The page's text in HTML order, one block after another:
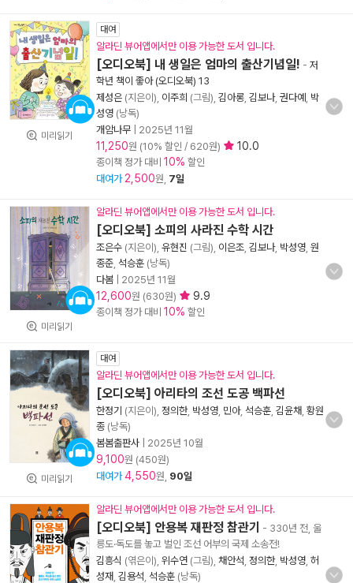
미리읽기
대여
알라딘 뷰어앱에서만 이용 가능한 도서 입니다.
[오디오북] 내 생일은 엄마의 출산기념일! - 저
학년 책이 좋아 (오디오북) 13
제성은 (지은이), 이주희 (그림), 김아롱 김보나, 권다예
박
성영 (낭독)
개암나무
2025년 11월
11,250원 (10% 할인 / 620원) 10.0
종이책 정가 대비 10% 할인
대여가 2,500원, 7일
미리읽기
알라딘 뷰어앱에서만 이용 가능한 도서 입니다.
[오디오북] 소피의 사라진 수학 시간
조은수 (지은이), 유현진 (그림), 이은조 김보나, 박성영 원
종준 석승훈 (낭독)
다봄
2025년 11월
12,600원 (630원) 9.9
종이책 정가 대비 10% 할인
미리읽기
대여
알라딘 뷰어앱에서만 이용 가능한 도서 입니다.
[오디오북] 아리타의 조선 도공 백파선
한정기 (지은이), 정의한, 박성영 민아, 석승훈 김윤채 황원
종 (낭독)
봄봄출판사
2025년 10월
9,100원 (450원)
대여가 4,550원, 90일
알라딘 뷰어앱에서만 이용 가능한 도서 입니다.
[오디오북] 안용복 재판정 참관기
- 330년 전, 울
릉도·독도를 놓고 벌인 조선 어부의 국제 소송전!
김흥식 (엮은이), 위수연 (그림), 채안석 정의한, 박성영 허
성재 김용석 석승훈 (낭독)